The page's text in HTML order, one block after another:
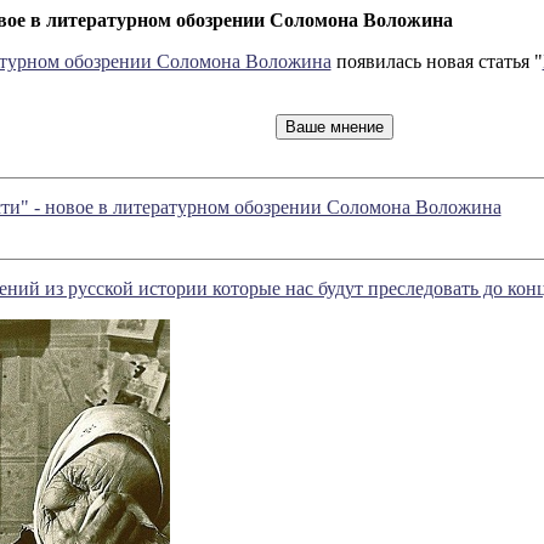
в литературном обозрении Соломона Воложина
обозрении Соломона Воложина появилась новая статья "
- новое в литературном обозрении Соломона Воложина
из русской истории которые нас будут преследовать до